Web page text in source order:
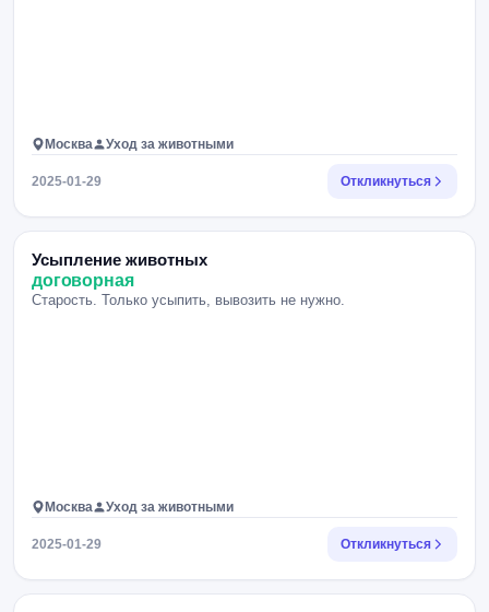
Москва Уход за животными
2025-01-29 Откликнуться
Усыпление животных
договорная
Старость. Только усыпить, вывозить не нужно.
Москва Уход за животными
2025-01-29 Откликнуться